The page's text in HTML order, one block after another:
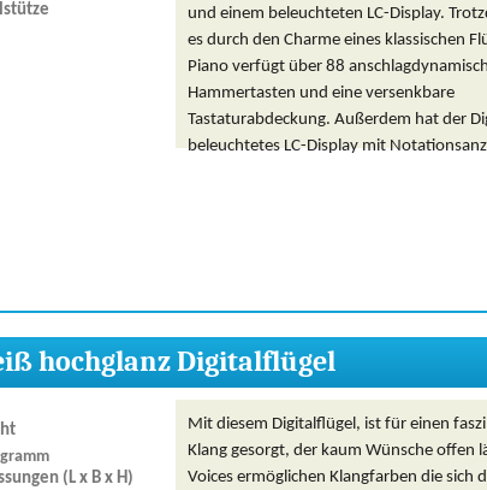
und einem beleuchteten LC-Display.
es durch den Charme eines klassischen
Piano verfügt über 88
Hammertasten und eine versenkbare
Tastaturabdeckung. Außerdem hat der
beleuchtetes LC-Display mit
hochglanz Digitalflügel
(L x B x H)
Mit diesem Digitalflügel, ist für einen
Klang gesorgt, der kaum Wünsche offen
Voices ermöglichen Klangfarben die sich